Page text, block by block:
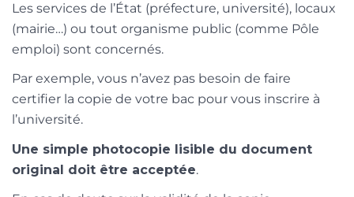
Les services de l’État (préfecture, université), locaux
(mairie…) ou tout organisme public (comme Pôle
emploi) sont concernés.
Par exemple, vous n’avez pas besoin de faire
certifier la copie de votre bac pour vous inscrire à
l’université.
Une simple photocopie lisible du document
original doit être acceptée.